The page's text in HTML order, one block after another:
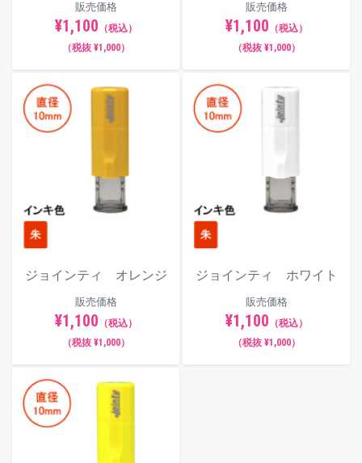
販売価格
¥1,100 （税込）
（税抜 ¥1,000）
販売価格
¥1,100 （税込）
（税抜 ¥1,000）
ジョインティ オレンジ
販売価格
¥1,100 （税込）
（税抜 ¥1,000）
ジョインティ ホワイト
販売価格
¥1,100 （税込）
（税抜 ¥1,000）